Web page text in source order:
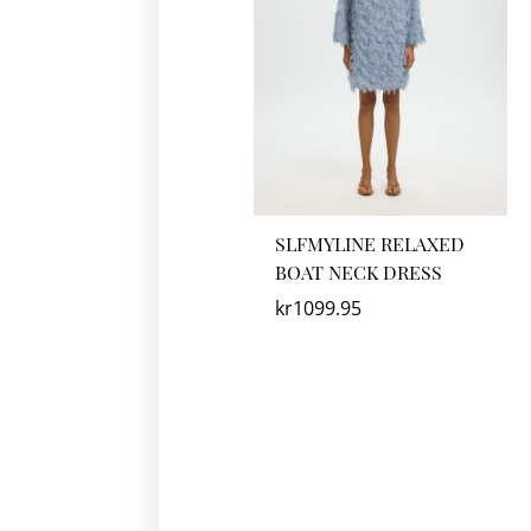
SLFMYLINE RELAXED
BOAT NECK DRESS
kr1099.95